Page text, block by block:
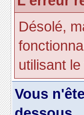
Désolé,
utilisant
Vous